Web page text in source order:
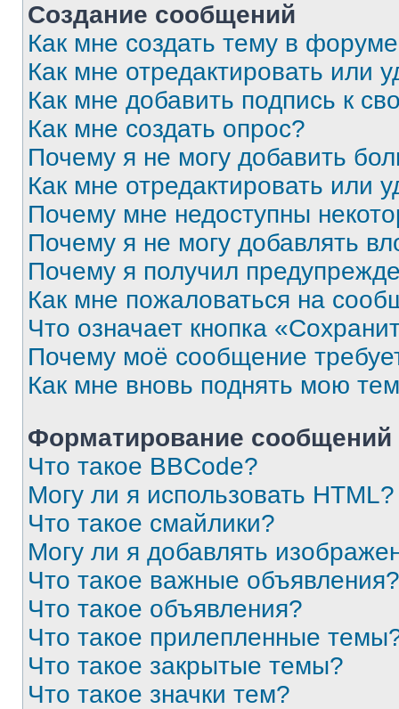
Создание сообщений
Как мне создать тему в
Как мне отредактировать или
Как мне добавить подпись к
Как мне создать опрос?
Почему я не могу добавить
Как мне отредактировать или
Почему мне недоступны
Почему я не могу добавлять
Почему я получил
Как мне пожаловаться на
Что означает кнопка
Почему моё сообщение
Как мне вновь поднять мою
Форматирование
Что такое BBCode?
Могу ли я использовать HTML?
Что такое смайлики?
Могу ли я добавлять
Что такое важные объявления?
Что такое объявления?
Что такое прилепленные
Что такое закрытые темы?
Что такое значки тем?